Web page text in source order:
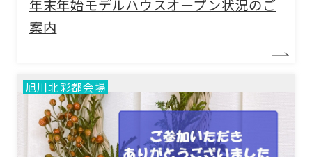
年末年始モデルハウスオープン状況のご
案内
旭川北彩都会場